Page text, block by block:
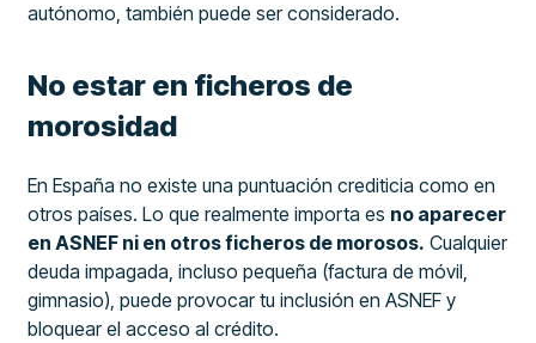
autónomo, también puede ser considerado.
No estar en ficheros de
morosidad
En España no existe una puntuación crediticia como en
otros países. Lo que realmente importa es no aparecer
en ASNEF ni en otros ficheros de morosos. Cualquier
deuda impagada, incluso pequeña (factura de móvil,
gimnasio), puede provocar tu inclusión en ASNEF y
bloquear el acceso al crédito.